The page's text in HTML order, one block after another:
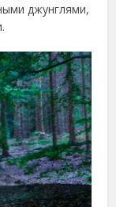
джунглями,